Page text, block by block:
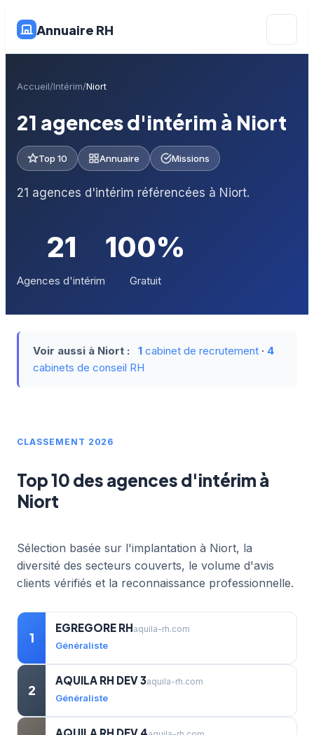
Annuaire RH
Accueil Intérim Niort
21 agences d'intérim à Niort
Top 10 Annuaire Missions
21 agences d'intérim référencées à Niort.
21
Agences d'intérim
100%
Gratuit
Voir aussi à Niort : 1 cabinet de recrutement · 4
cabinets de conseil RH
CLASSEMENT 2026
Top 10 des agences d'intérim à
Niort
Sélection basée sur l'implantation à Niort, la
diversité des secteurs couverts, le volume d'avis
clients vérifiés et la reconnaissance professionnelle.
1
EGREGORE RHaquila-rh.com
Généraliste
2
AQUILA RH DEV 3aquila-rh.com
Généraliste